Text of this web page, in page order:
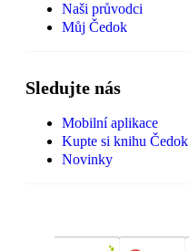
Naši průvodci
Můj Čedok
Sledujte nás
Mobilní aplikace
Kupte si knihu Čedok
Novinky